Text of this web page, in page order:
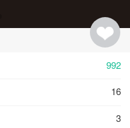
992
16
3